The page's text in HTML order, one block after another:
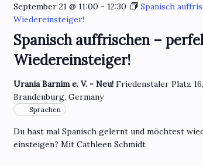
Spanisch auffrischen –
Wiedereinsteiger!
September 21 @ 11:00 - 12:30
Spanisch
Wiedereinsteiger!
Urania Barnim e. V. - Neu!Friedenstaler Platz
Brandenburg, Germany
Sprachen
Du hast mal Spanisch gelernt und möchtest
einsteigen? Mit Cathleen Schmidt